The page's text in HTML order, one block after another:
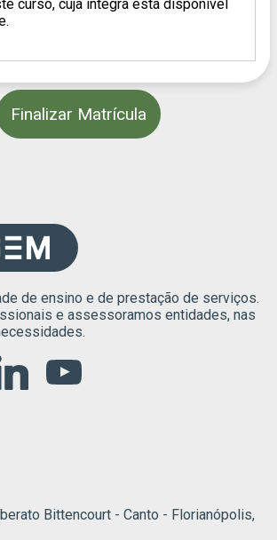
curso, cuja íntegra está disponível
de ensino e de prestação de serviços.
e assessoramos entidades, nas
Bittencourt - Canto - Florianópolis,